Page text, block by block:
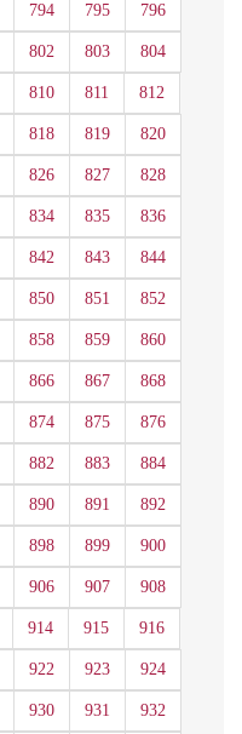
794 795 796
802 803 804
810 811 812
818 819 820
826 827 828
834 835 836
842 843 844
850 851 852
858 859 860
866 867 868
874 875 876
882 883 884
890 891 892
898 899 900
906 907 908
914 915 916
922 923 924
930 931 932